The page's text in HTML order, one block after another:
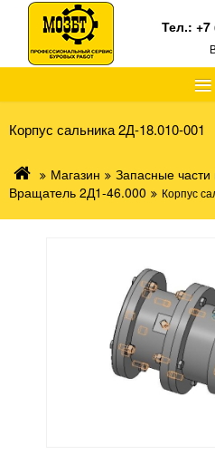
≡
Тел.:+7
Корпус сальника 2Д-18.010-001
Магазин
Запасные
Вращатель 2Д1-46.000
Корпус